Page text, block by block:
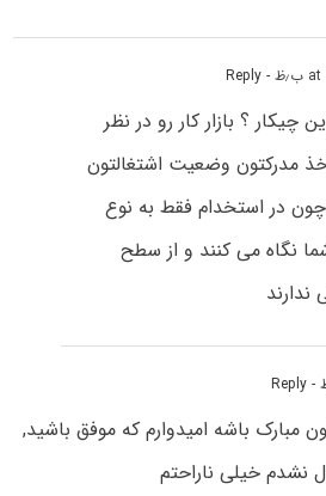
- Reply
؟ بازار کار رو در نظر
مدرکتون وضعیت اشتغالتون
در استخدام فقط به نوع
نگاه می کنند و از سطح
- Reply
مبارک باشه امیدوارم که موفق باشید,
نشدم خیلی ناراحتم